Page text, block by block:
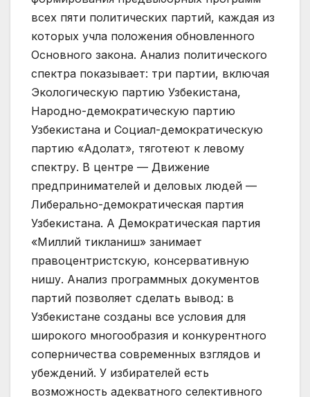
всех пяти политических партий, каждая из
которых учла положения обновленного
Основного закона. Анализ политического
спектра показывает: три партии, включая
Экологическую партию Узбекистана,
Народно-демократическую партию
Узбекистана и Социал-демократическую
партию «Адолат», тяготеют к левому
спектру. В центре — Движение
предпринимателей и деловых людей —
Либерально-демократическая партия
Узбекистана. А Демократическая партия
«Миллий тикланиш» занимает
правоцентристскую, консервативную
нишу. Анализ программных документов
партий позволяет сделать вывод: в
Узбекистане созданы все условия для
широкого многообразия и конкурентного
соперничества современных взглядов и
убеждений. У избирателей есть
возможность адекватного селективного